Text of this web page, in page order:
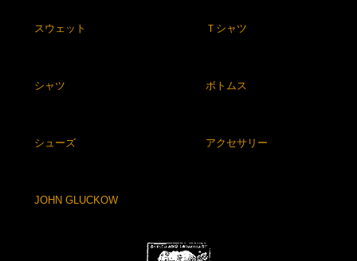
スウェット Ｔシャツ
シャツ ボトムス
シューズ アクセサリー
JOHN GLUCKOW